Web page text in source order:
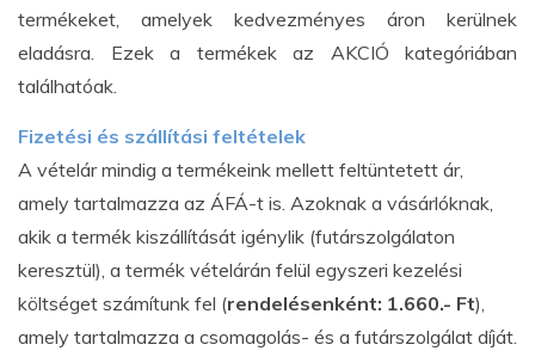
termékeket, amelyek kedvezményes áron kerülnek
eladásra. Ezek a termékek az AKCIÓ kategóriában
találhatóak.
Fizetési és szállítási feltételek
A vételár mindig a termékeink mellett feltüntetett ár,
amely tartalmazza az ÁFÁ-t is. Azoknak a vásárlóknak,
akik a termék kiszállítását igénylik (futárszolgálaton
keresztül), a termék vételárán felül egyszeri kezelési
költséget számítunk fel (rendelésenként: 1.660.- Ft),
amely tartalmazza a csomagolás- és a futárszolgálat díját.